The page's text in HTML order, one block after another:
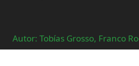
Autor: Tobías Grosso, Franco